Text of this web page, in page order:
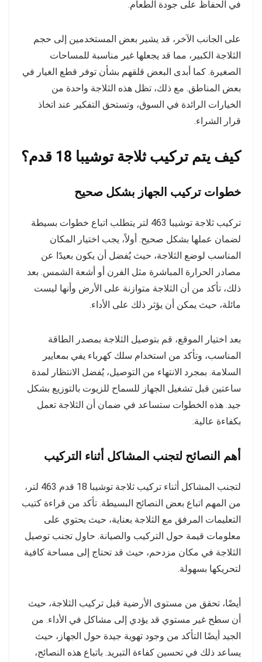
في الحفاظ على جودة الطعام.
على الجانب الآخر، قد يشير بعض المستخدمين إلى حجم
الثلاجة الكبير، مما قد يجعلها غير مناسبة للمساحات
الصغيرة. كما أبدى البعض قلقهم بشأن توفر قطع الغيار في
بعض المناطق. مع ذلك، تظل هذه الثلاجة واحدة من
الخيارات الرائدة في السوق، وتستحق التفكير عند اتخاذ
قرار الشراء.
كيف يتم تركيب ثلاجة توشيبا 18 قدم؟
خطوات تركيب الجهاز بشكل صحيح
تركيب ثلاجة توشيبا 463 لتر يتطلب اتباع خطوات بسيطة
لضمان عملها بشكل صحيح. أولاً، يجب اختيار المكان
المناسب لوضع الثلاجة، حيث يُفضل أن يكون بعيدًا عن
مصادر الحرارة المباشرة مثل الفرن أو أشعة الشمس. بعد
ذلك، تأكد من أن الثلاجة متوازنة على الأرض وأنها ليست
مائلة، حيث يمكن أن يؤثر ذلك على الأداء.
بعد اختيار الموقع، قم بتوصيل الثلاجة بمصدر الطاقة
المناسب، وتأكد من استخدام سلك كهرباء يفي بمعايير
السلامة. بمجرد الانتهاء من التوصيل، يُفضل الانتظار لمدة
ساعتين قبل تشغيل الجهاز للسماح للزيوت بالتوزيع بشكل
جيد. هذه الخطوات ستساعد في ضمان أن الثلاجة تعمل
بكفاءة عالية.
أهم النصائح لتجنب المشاكل أثناء التركيب
لتجنب المشاكل أثناء تركيب ثلاجة توشيبا 18 قدم 463 لتر،
من المهم اتباع بعض النصائح البسيطة. تأكد من قراءة كتيب
التعليمات المرفق مع الثلاجة بعناية، حيث يحتوي على
معلومات قيمة حول التركيب والصيانة. حاول تجنب توصيل
الثلاجة في مكان مزدحم، حيث قد تحتاج إلى مساحة كافية
لتحريكها بسهولة.
أيضًا، تحقق من مستوى الأرضية قبل تركيب الثلاجة، حيث
أن سطح غير مستوي قد يؤدي إلى مشاكل في الأداء. من
الجيد أيضًا التأكد من وجود تهوية جيدة حول الجهاز، حيث
يساعد ذلك في تحسين كفاءة التبريد. باتباع هذه النصائح،